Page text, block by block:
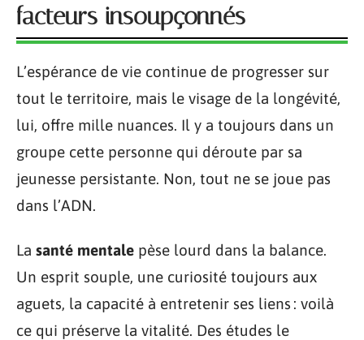
facteurs insoupçonnés
L’espérance de vie continue de progresser sur
tout le territoire, mais le visage de la longévité,
lui, offre mille nuances. Il y a toujours dans un
groupe cette personne qui déroute par sa
jeunesse persistante. Non, tout ne se joue pas
dans l’ADN.
La santé mentale pèse lourd dans la balance.
Un esprit souple, une curiosité toujours aux
aguets, la capacité à entretenir ses liens : voilà
ce qui préserve la vitalité. Des études le